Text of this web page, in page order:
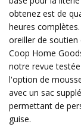
obtenez est de
heures
oreiller de
Coop Home
notre revue
l'option de
avec un sac
permettant de
guise.